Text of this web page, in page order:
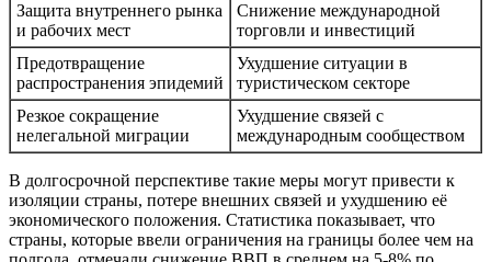
Защита внутреннего рынка
и рабочих мест
Снижение международной
торговли и инвестиций
Предотвращение
распространения эпидемий
Ухудшение ситуации в
туристическом секторе
Резкое сокращение
нелегальной миграции
Ухудшение связей с
международным сообществом
В долгосрочной перспективе такие меры могут привести к
изоляции страны, потере внешних связей и ухудшению её
экономического положения. Статистика показывает, что
страны, которые ввели ограничения на границы более чем на